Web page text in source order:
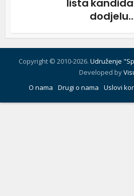
lista
Copyright © 2010-2026. Udruženje
Developed by
O nama
Drugi o nama Uslovi